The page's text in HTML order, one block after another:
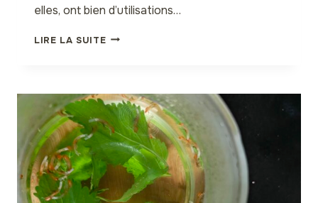
elles, ont bien d’utilisations…
LIRE LA SUITELE
KOLA)
:
5
BONNES
RAISONS
DE
CROQUER
DEDANS